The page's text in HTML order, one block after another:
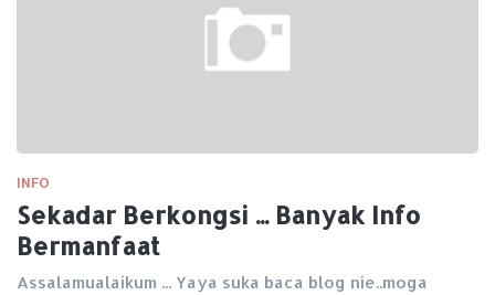
INFO
Sekadar Berkongsi ... Banyak Info
Bermanfaat
Assalamualaikum ... Yaya suka baca blog nie..moga